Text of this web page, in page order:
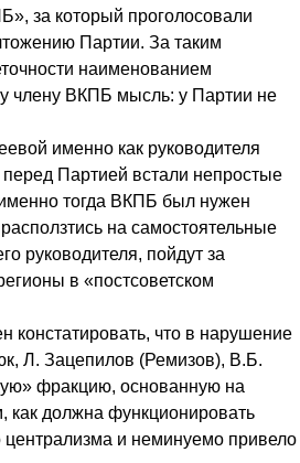
за который проголосовали
Партии. За таким
наименованием
члену ВКПБ мысль: у Партии не
именно как руководителя
Партией встали непростые
тогда ВКПБ был нужен
на самостоятельные
руководителя, пойдут за
в «постсоветском
что в нарушение
Л. Зацепилов (Ремизов), В.Б.
фракцию, основанную на
как должна функционировать
централизма и неминуемо привело